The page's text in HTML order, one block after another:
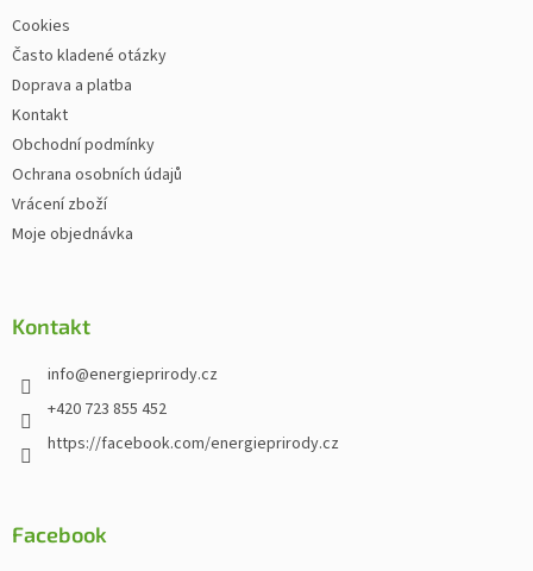
Cookies
Často kladené otázky
Doprava a platba
Kontakt
Obchodní podmínky
Ochrana osobních údajů
Vrácení zboží
Moje objednávka
Kontakt
info@energieprirody.cz
+420 723 855 452
https://facebook.com/energieprirody.cz
Facebook